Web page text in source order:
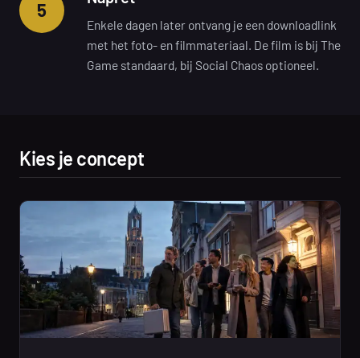
5
Enkele dagen later ontvang je een downloadlink
met het foto- en filmmateriaal. De film is bij The
Game standaard, bij Social Chaos optioneel.
Kies je concept